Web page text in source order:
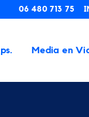
06 480 713 75
Media en